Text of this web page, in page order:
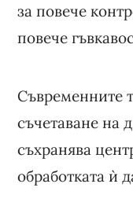
за повече
повече
Съвременните
съчетаване на
съхранява
обработката ѝ